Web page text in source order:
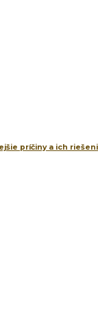
príčiny a ich